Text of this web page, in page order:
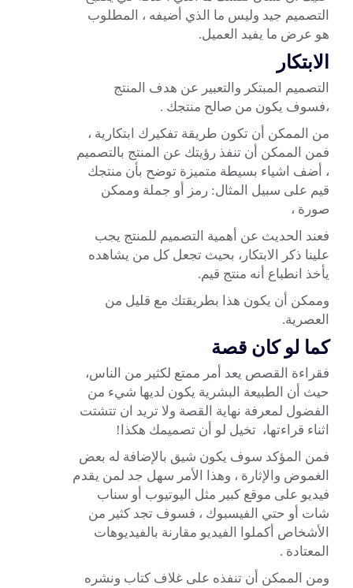
التصميم جيد وليس ما الذي أضيفه ، المطلوب
هو عرض ما يفيد العميل.
الابتكار
التصميم المبتكر والتعبير عن هدف المنتج
،فسوف يكون من صالح منتجك .
من الممكن أن تكون طريقة تفكيرك ابتكارية ،
فمن الممكن أن تنفذ رؤيتك عن المنتج بالتصميم
، أضف اشياء بسيطة متميزة توضح بأن منتجك
قيم على سبيل المثال: رمز أو جملة وممكن
صورة ،
فعند الحديث عن أهمية التصميم للمنتج يجب
علينا ذكر الابتكار، بحيث تجعل كل من يشاهده
يأخذ انطباع أنه منتج قيم.
وممكن أن يكون هذا بطريقتك مع قليل من
العصرية.
كما لو كان قصة
فقراءة القصص يعد أمر ممتع لكثير من الناس،
حيث أن الطبيعة البشرية يكون لديها شيء من
الفضول لمعرفة نهاية القصة ولا تريد ان تتشتت
اثناء قراءتها، تخيل لو أن تصميمك هكذا!
فمن المؤكد سوف يكون شيق بالإضافة له بعض
الغموض والإثارة ، وهذا الأمر سهل جد لمن يقدم
فيديو على موقع كبير مثل اليوتيوب أو سناب
شات أو حتي الفيسبوك ، فسوف تجد كثير من
الأشخاص أكملوا الفيديو مقارنة بالفيديوهات
المعتادة .
ومن الممكن أن تنفذه على غلاف كتاب ونشره